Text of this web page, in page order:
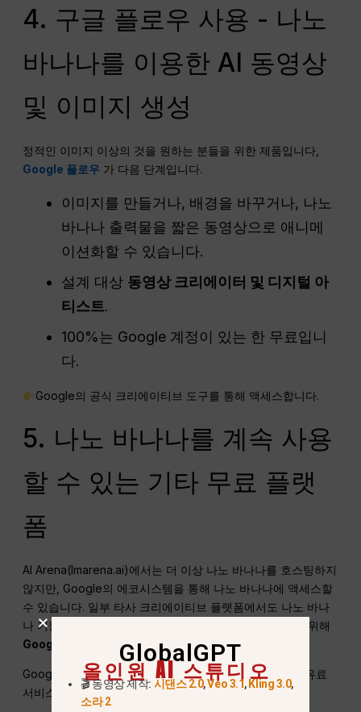
4. 구글 플로우 사용 - 나노
바나나를 이용한 AI 동영상
및 이미지 생성
정적인 이미지 이상의 것을 원하는 분들을 위한 제품입니다,
Google 플로우 가 다음 단계입니다.
이미지를 만들거나, 배경을 바꾸거나, 나노
바나나 출력물을 짧은 동영상으로 애니메
이션화할 수 있습니다.
설계 대상 동영상 크리에이터 및 디지털 아
티스트.
100%는 Google 계정이 있는 한 무료입니
다.
Google의 공식 크리에이티브 도구를 통해 액세스합니다.
5. 나노 바나나를 계속 사용
할 수 있는 기타 무료 플랫
폼
AI Arena(lmarena.ai)에서는 더 이상 나노 바나나를 호스팅하지
않지만, Google의 에코시스템을 통해 나노 바나나에 액세스할
수 있습니다. 일부 타사 크리에이티브 플랫폼에서도 나노 바나
나 기능을 통합하기 시작하고 있지만, 안정성과 신뢰성을 위해
Google 호스팅 옵션이 가장 좋습니다..
Google API에 액세스하는 이러한 타사 플랫폼은 대부분 유료
서비스라는 점에 유의하세요.
GlobalGPT
올인원 AI 스튜디오
🎬 동영상 제작: 시댄스 2.0,Veo 3.1,Kling 3.0,
소라 2